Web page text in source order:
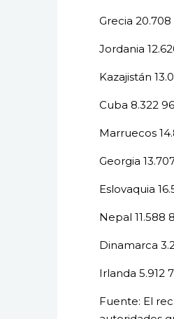
Grecia 20.708
Jordania
Kazajistán
Cuba 8.322
Marruecos
Georgia
Eslovaquia
Nepal 11.588
Dinamarca
Irlanda 5.912
Fuente: El